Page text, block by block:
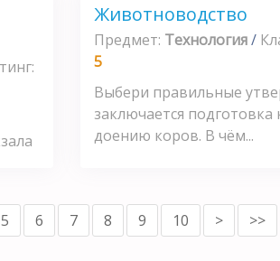
Животноводство
Предмет: Технология/
5
Выбери правильные
заключается
доению коров. В чём...
5 6 7 8 9 10 > >>